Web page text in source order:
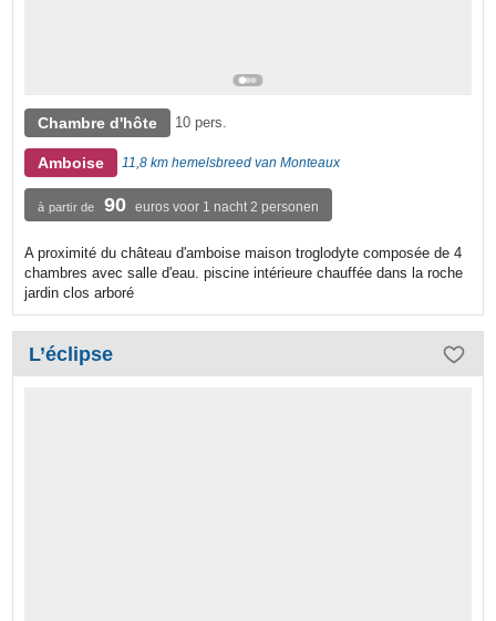
Chambre d'hôte 10 pers.
Amboise 11,8 km hemelsbreed van Monteaux
à partir de 90 euros voor 1 nacht 2 personen
A proximité du château d'amboise maison troglodyte composée de 4
chambres avec salle d'eau. piscine intérieure chauffée dans la roche
jardin clos arboré
L’éclipse